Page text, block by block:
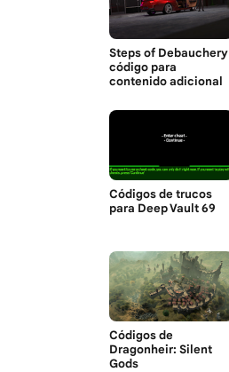
Steps of Debauchery
código para
contenido adicional
Códigos de trucos
para Deep Vault 69
Códigos de
Dragonheir: Silent
Gods